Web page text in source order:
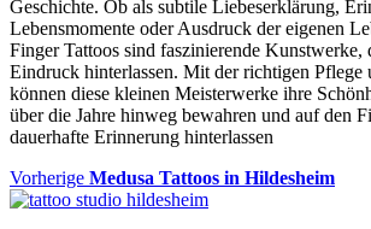
Geschichte. Ob als subtile Liebeserklärung,
Lebensmomente oder Ausdruck der eigenen
Finger Tattoos sind faszinierende Kunstwerke,
Eindruck hinterlassen. Mit der richtigen Pflege
können diese kleinen Meisterwerke ihre
über die Jahre hinweg bewahren und auf den
dauerhafte Erinnerung hinterlassen
Beitragsnavigation
Vorherige Vorheriger
Beitrag
Medusa Tattoos in Hildesheim